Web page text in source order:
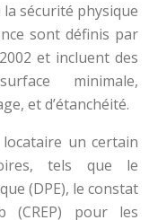
sécurité physique
sont définis par
et incluent des
minimale,
et d’étanchéité.
un certain
tels que le
(DPE), le constat
(CREP) pour les